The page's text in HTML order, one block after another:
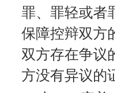
罪、罪轻或者
保障控辩双方
双方存在争议
方没有异议的